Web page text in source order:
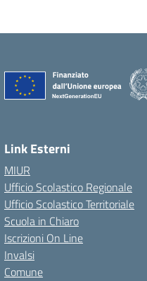
Link Esterni
MIUR
Ufficio Scolastico Regionale
Ufficio Scolastico Territoriale
Scuola in Chiaro
Iscrizioni On Line
Invalsi
Comune